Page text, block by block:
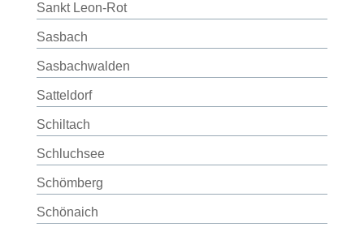
Sankt Leon-Rot
Sasbach
Sasbachwalden
Satteldorf
Schiltach
Schluchsee
Schömberg
Schönaich